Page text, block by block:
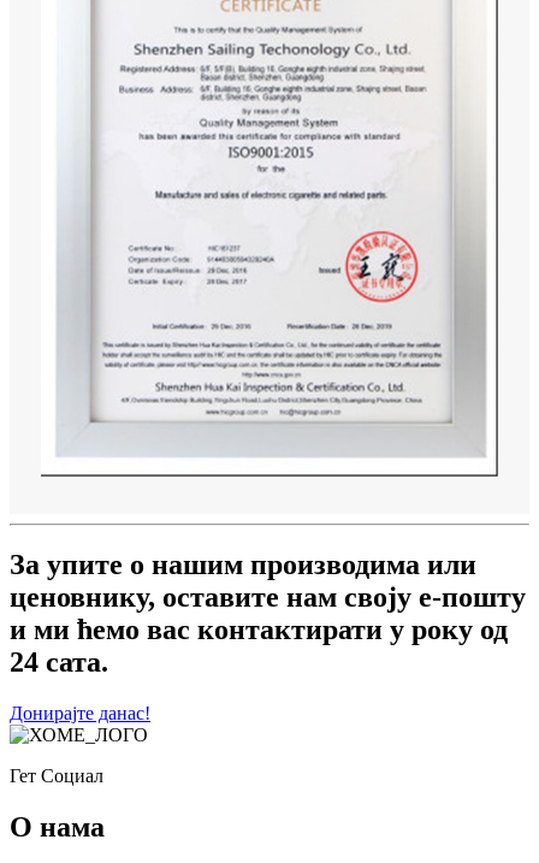
За упите о нашим производима или
ценовнику, оставите нам своју е-пошту
и ми ћемо вас контактирати у року од
24 сата.
Донирајте данас!
Гет Социал
О нама